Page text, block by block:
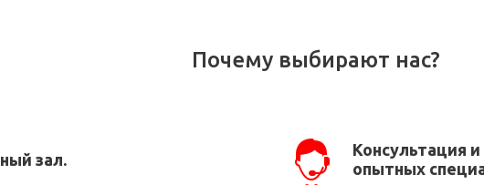
Почему выбирают нас?
зал.
Консультация
опытных